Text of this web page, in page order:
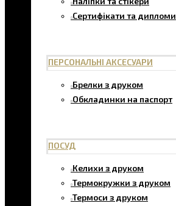
Сертифікати та дипломи
ПЕРСОНАЛЬНІ АКСЕСУАРИ
Брелки з друком
Обкладинки на паспорт
ПОСУД
Келихи з друком
Термокружки з друком
Термоси з друком